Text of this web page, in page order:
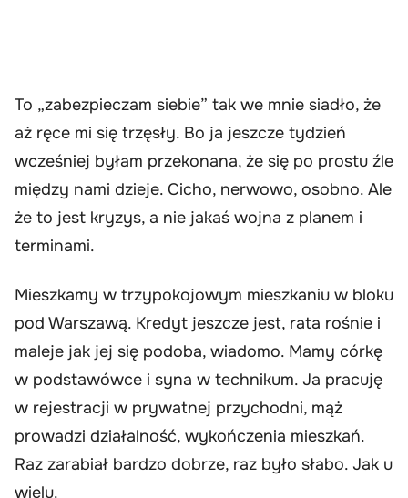
To „zabezpieczam siebie” tak we mnie siadło, że
aż ręce mi się trzęsły. Bo ja jeszcze tydzień
wcześniej byłam przekonana, że się po prostu źle
między nami dzieje. Cicho, nerwowo, osobno. Ale
że to jest kryzys, a nie jakaś wojna z planem i
terminami.
Mieszkamy w trzypokojowym mieszkaniu w bloku
pod Warszawą. Kredyt jeszcze jest, rata rośnie i
maleje jak jej się podoba, wiadomo. Mamy córkę
w podstawówce i syna w technikum. Ja pracuję
w rejestracji w prywatnej przychodni, mąż
prowadzi działalność, wykończenia mieszkań.
Raz zarabiał bardzo dobrze, raz było słabo. Jak u
wielu.